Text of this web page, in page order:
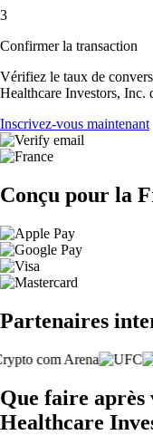
3
Confirmer la transaction
Vérifiez le taux de
Healthcare Investors, Inc.
Inscrivez-vous maintenant
Conçu pour la
Partenaires
Que faire après
Healthcare